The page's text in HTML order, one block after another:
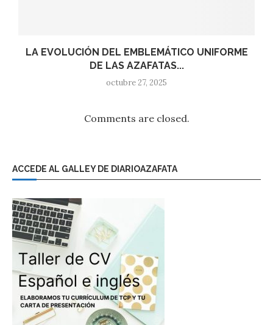
LA EVOLUCIÓN DEL EMBLEMÁTICO UNIFORME
DE LAS AZAFATAS...
octubre 27, 2025
Comments are closed.
ACCEDE AL GALLEY DE DIARIOAZAFATA